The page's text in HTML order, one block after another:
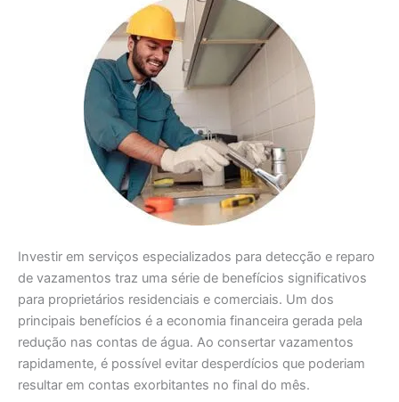
Investir em serviços especializados para detecção e reparo
de vazamentos traz uma série de benefícios significativos
para proprietários residenciais e comerciais. Um dos
principais benefícios é a economia financeira gerada pela
redução nas contas de água. Ao consertar vazamentos
rapidamente, é possível evitar desperdícios que poderiam
resultar em contas exorbitantes no final do mês.